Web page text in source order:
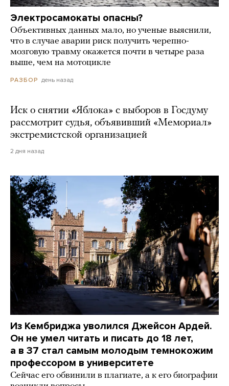
Электросамокаты опасны?
Объективных данных мало, но ученые выяснили,
что в случае аварии риск получить черепно-
мозговую травму окажется почти в четыре раза
выше, чем на мотоцикле
РАЗБОР день назад
Иск о снятии «Яблока» с выборов в Госдуму
рассмотрит судья, объявивший «Мемориал»
экстремистской организацией
2 дня назад
Из Кембриджа уволился Джейсон Ардей.
Он не умел читать и писать до 18 лет,
а в 37 стал самым молодым темнокожим
профессором в университете
Сейчас его обвинили в плагиате, а к его биографии